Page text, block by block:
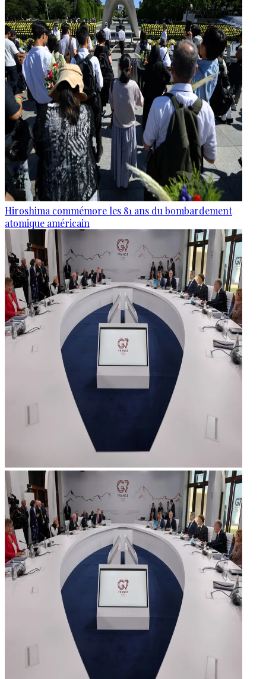
Hiroshima commémore les 81 ans du bombardement
atomique américain